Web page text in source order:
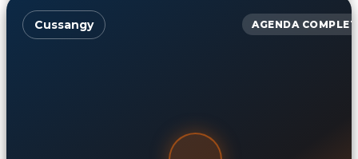
Cussangy AGENDA COMPLET